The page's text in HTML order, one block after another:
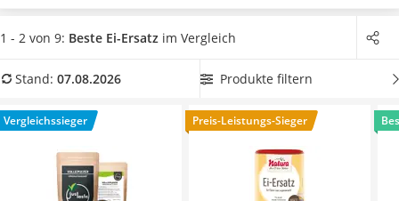
Grapefruitkernextrakt
Matcha-Set
MCT-Öl
Erythrit
Müsli ohne Zuckerzusatz
freundliche Alternativen zu schaffen. DasPulver wird
normalerweise mit Wasser gemischt
Vergleichstabelle finden Sie auch Ei-Ersatz-Produkte mit
im August 2026 besonders das ModellTaste Market
Volleipulver* mit seinen Eigenschaften.
1 - 2 von 9: Beste Ei-Ersatz im Vergleich
Stand: 07.08.2026 Produkte filtern
Vergleichssieger Preis-Leistungs-Sieger